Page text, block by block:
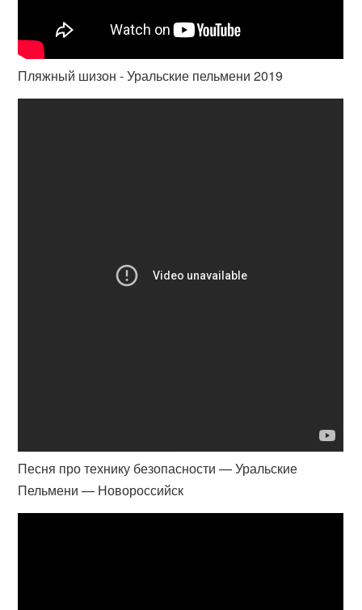
Пляжный шизон - Уральские пельмени 2019
Песня про технику безопасности — Уральские
Пельмени — Новороссийск